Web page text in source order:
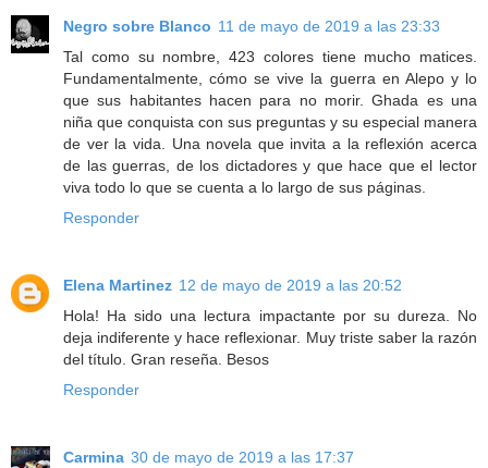
Negro sobre Blanco 11 de mayo de 2019 a las 23:33
Tal como su nombre, 423 colores tiene mucho matices.
Fundamentalmente, cómo se vive la guerra en Alepo y lo
que sus habitantes hacen para no morir. Ghada es una
niña que conquista con sus preguntas y su especial manera
de ver la vida. Una novela que invita a la reflexión acerca
de las guerras, de los dictadores y que hace que el lector
viva todo lo que se cuenta a lo largo de sus páginas.
Responder
Elena Martinez 12 de mayo de 2019 a las 20:52
Hola! Ha sido una lectura impactante por su dureza. No
deja indiferente y hace reflexionar. Muy triste saber la razón
del título. Gran reseña. Besos
Responder
Carmina 30 de mayo de 2019 a las 17:37